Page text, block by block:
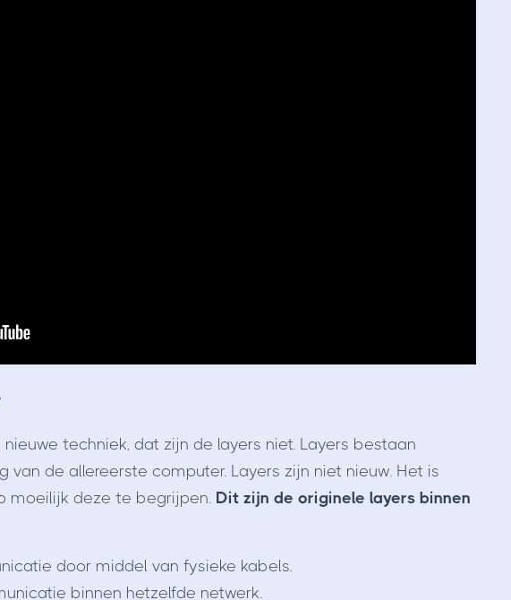
techniek, dat zijn de layers niet. Layers bestaan
van de allereerste computer. Layers zijn niet nieuw. Het is
moeilijk deze te begrijpen. Dit zijn de originele layers binnen
door middel van fysieke kabels.
binnen hetzelfde netwerk.